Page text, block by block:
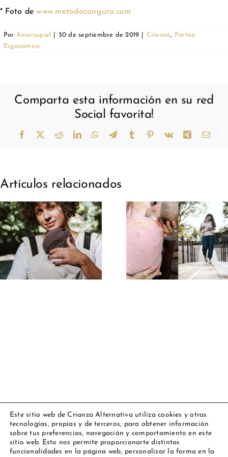
* Foto dewww.metodocanguro.com
Por Amarsupiel 30 de septiembre de 2019 Crianza,
Porteo
Ergonómico
Comparta esta información en su red
Social favorita!
Facebook RedditLinkedInWhatsApp
TelegramTumblr Pinterest
Vk Xing
Artículos relacionados
Porteo para
mamás
primerizas:
guía básica
para empezar
sin miedo
Porteo
mamás
posparto:
Copyright 2023 Amarsupiel | Aviso legal | Política de cookies
Todos los derechos reservados
Este sitio web de Crianza Alternativa utiliza cookies y otras
tecnologías, propias y de terceros, para obtener información
sobre tus preferencias, navegación y comportamiento en este
sitio web. Esto nos permite proporcionarte distintas
funcionalidades en la página web, personalizar la forma en la